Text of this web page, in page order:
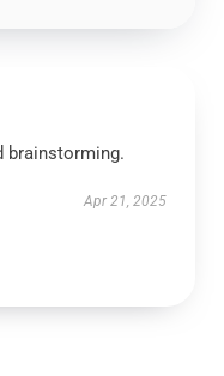
brainstorming.
Apr 21, 2025